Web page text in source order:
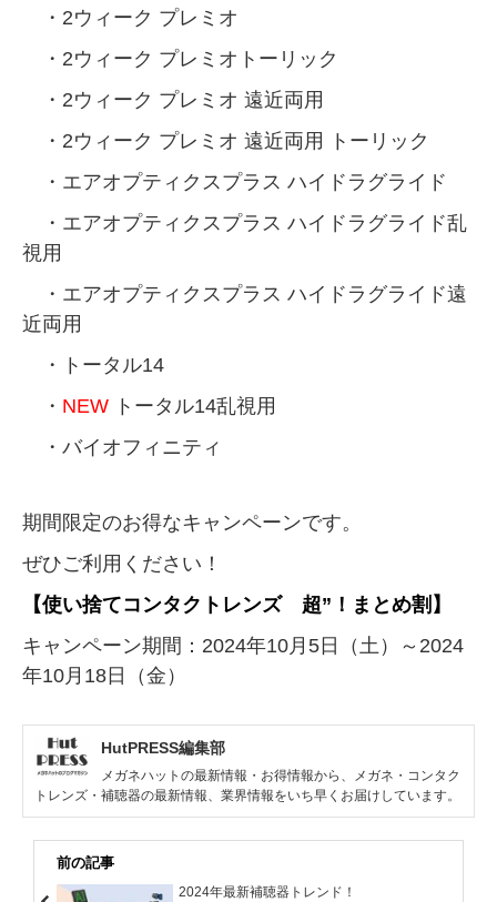
・2ウィーク プレミオ
・2ウィーク プレミオトーリック
・2ウィーク プレミオ 遠近両用
・2ウィーク プレミオ 遠近両用 トーリック
・エアオプティクスプラス ハイドラグライド
・エアオプティクスプラス ハイドラグライド乱
視用
・エアオプティクスプラス ハイドラグライド遠
近両用
​​​​​​​ ・トータル14
・ NEW トータル14乱視用
・バイオフィニティ
期間限定のお得なキャンペーンです。
ぜひご利用ください！
【使い捨てコンタクトレンズ 超”！まとめ割】
キャンペーン期間：2024年10月5日（土）～2024
年10月18日（金）
HutPRESS編集部
メガネハットの最新情報・お得情報から、メガネ・コンタク
トレンズ・補聴器の最新情報、業界情報をいち早くお届けしています。
前の記事
2024年最新補聴器トレンド！